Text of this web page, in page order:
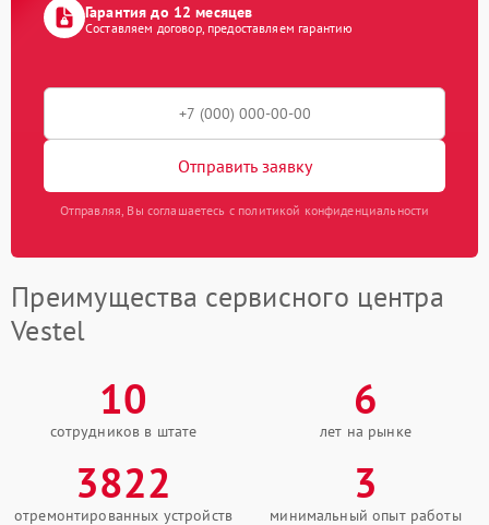
Гарантия до 12 месяцев
Составляем договор, предоставляем гарантию
Отправить заявку
Отправляя, Вы соглашаетесь с политикой конфиденциальности
Преимущества сервисного центра
Vestel
10
сотрудников в штате
6
лет на рынке
3822
отремонтированных устройств
3
минимальный опыт работы